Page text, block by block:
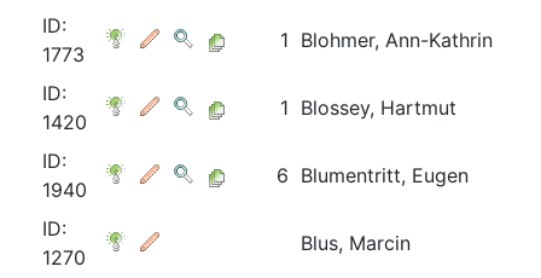
ID:
1773
1 Blohmer, Ann-Kathrin
ID:
1420
1 Blossey, Hartmut
ID:
1940
6 Blumentritt, Eugen
ID:
1270
Blus, Marcin